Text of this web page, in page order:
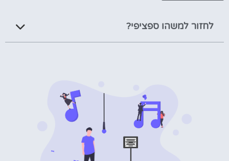
לחזור למשהו ספציפי?